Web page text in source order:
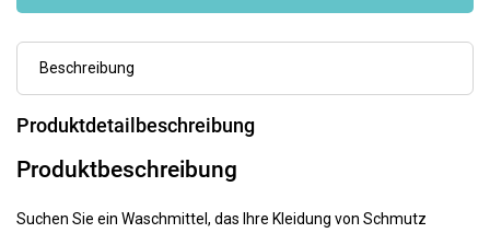
Beschreibung
Produktdetailbeschreibung
Produktbeschreibung
Suchen Sie ein Waschmittel, das Ihre Kleidung von Schmutz